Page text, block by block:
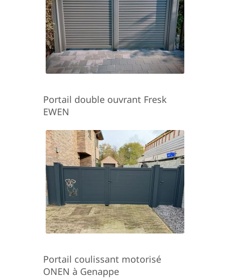
Portail double ouvrant Fresk
EWEN
Portail coulissant motorisé
ONEN à Genappe